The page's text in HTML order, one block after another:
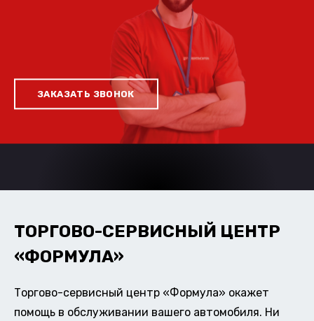
ЗАКАЗАТЬ ЗВОНОК
ТОРГОВО-СЕРВИСНЫЙ ЦЕНТР
«ФОРМУЛА»
Торгово-сервисный центр «Формула» окажет
помощь в обслуживании вашего автомобиля. Ни